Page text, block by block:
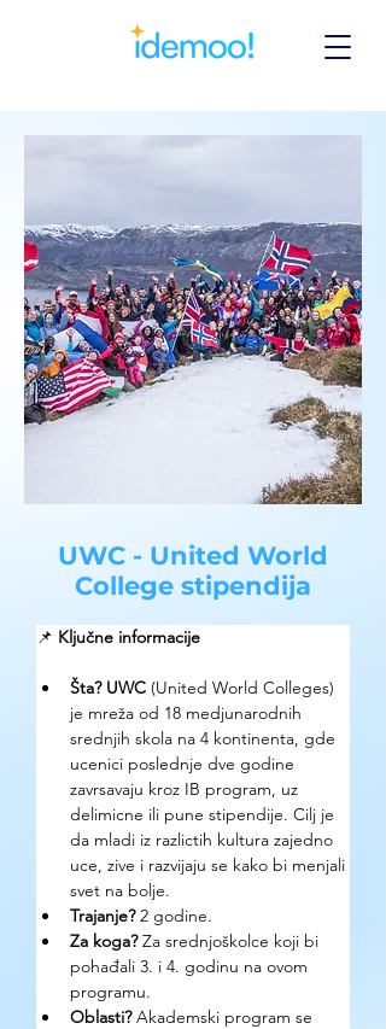
UWC - United World
College stipendija
📌 Ključne informacije
Šta? UWC (United World Colleges)
je mreža od 18 medjunarodnih
srednjih skola na 4 kontinenta, gde
ucenici poslednje dve godine
zavrsavaju kroz IB program, uz
delimicne ili pune stipendije. Cilj je
da mladi iz razlictih kultura zajedno
uce, zive i razvijaju se kako bi menjali
svet na bolje.
Trajanje? 2 godine.
Za koga? Za srednjoškolce koji bi
pohađali 3. i 4. godinu na ovom
programu.
Oblasti? Akademski program se